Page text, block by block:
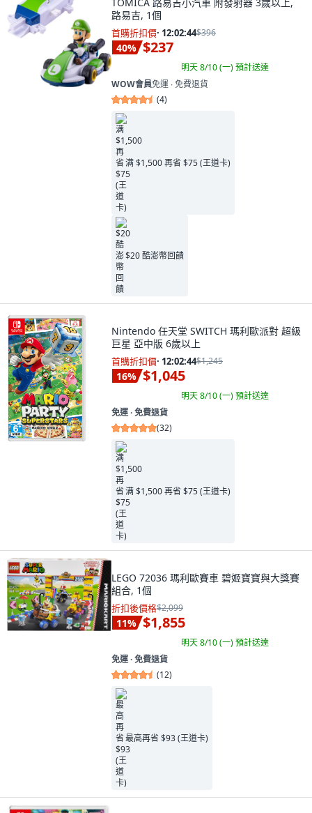
路易吉, 1個
首購折扣價· 12:02:43$396
40% $237
明天 8/10 (一)預計送達
WOW會員免運 ∙ 免費退貨
(4)
满 $1,500 再省 $75 (王道卡)
$20 酷澎幣回饋
Nintendo 任天堂 SWITCH 瑪利歐派對 超級
巨星 亞中版 6歲以上
首購折扣價· 12:02:43$1,245
16% $1,045
明天 8/10 (一)預計送達
免運 ∙ 免費退貨
(32)
满 $1,500 再省 $75 (王道卡)
LEGO 72036 瑪利歐賽車 碧姬寶寶與大獎賽
組合, 1個
折扣後價格$2,099
11% $1,855
明天 8/10 (一)預計送達
免運 ∙ 免費退貨
(12)
最高再省 $93 (王道卡)